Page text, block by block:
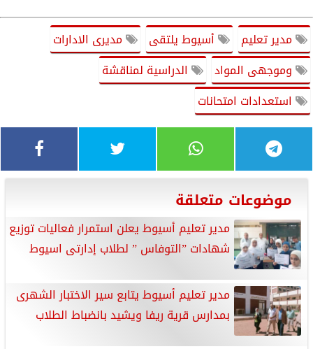
مدير تعليم أسيوط يلتقى
مديرى الادارات
وموجهى المواد
الدراسية لمناقشة
استعدادات امتحانات
موضوعات متعلقة
مدير تعليم أسيوط يعلن استمرار فعاليات توزيع
شهادات ”التوفاس ” لطلاب إدارتى اسيوط
مدير تعليم أسيوط يتابع سير الاختبار الشهرى
بمدارس قرية ريفا ويشيد بانضباط الطلاب